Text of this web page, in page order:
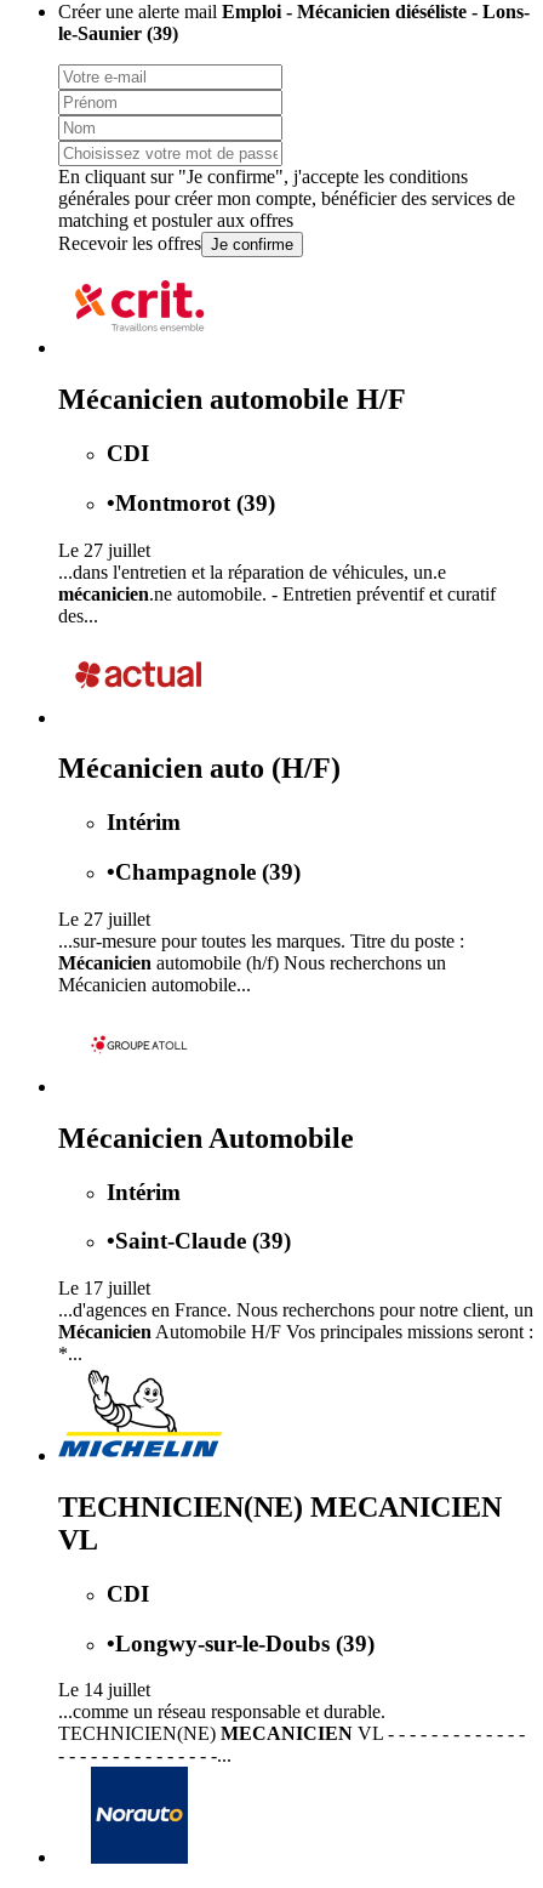
Créer une alerte mail Emploi - Mécanicien diéséliste - Lons-
le-Saunier (39)
En cliquant sur "Je confirme", j'accepte les conditions
générales pour créer mon compte, bénéficier des services de
matching et postuler aux offres
Recevoir les offres Je confirme
Mécanicien automobile H/F
CDI
•Montmorot (39)
Le 27 juillet
...dans l'entretien et la réparation de véhicules, un.e
mécanicien.ne automobile. - Entretien préventif et curatif
des...
Mécanicien auto (H/F)
Intérim
•Champagnole (39)
Le 27 juillet
...sur-mesure pour toutes les marques. Titre du poste :
Mécanicien automobile (h/f) Nous recherchons un
Mécanicien automobile...
Mécanicien Automobile
Intérim
•Saint-Claude (39)
Le 17 juillet
...d'agences en France. Nous recherchons pour notre client, un
Mécanicien Automobile H/F Vos principales missions seront :
*...
TECHNICIEN(NE) MECANICIEN
VL
CDI
•Longwy-sur-le-Doubs (39)
Le 14 juillet
...comme un réseau responsable et durable.
TECHNICIEN(NE) MECANICIEN VL - - - - - - - - - - - - -
- - - - - - - - - - - - - - -...